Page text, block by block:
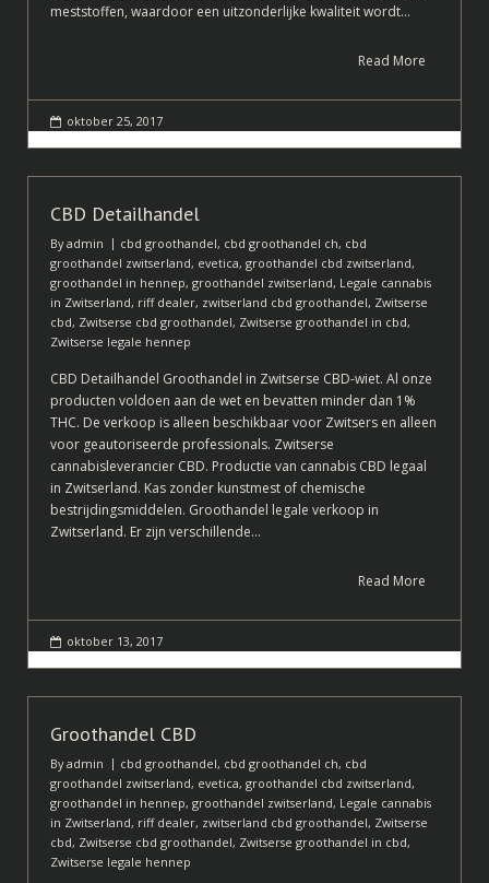
meststoffen, waardoor een uitzonderlijke kwaliteit wordt…
Read More
oktober 25, 2017
CBD Detailhandel
Byadmin cbd groothandel, cbd groothandel ch, cbd
groothandel zwitserland, evetica, groothandel cbd zwitserland,
groothandel in hennep, groothandel zwitserland, Legale cannabis
in Zwitserland, riff dealer, zwitserland cbd groothandel, Zwitserse
cbd, Zwitserse cbd groothandel, Zwitserse groothandel in cbd,
Zwitserse legale hennep
CBD Detailhandel Groothandel in Zwitserse CBD-wiet. Al onze
producten voldoen aan de wet en bevatten minder dan 1%
THC. De verkoop is alleen beschikbaar voor Zwitsers en alleen
voor geautoriseerde professionals. Zwitserse
cannabisleverancier CBD. Productie van cannabis CBD legaal
in Zwitserland. Kas zonder kunstmest of chemische
bestrijdingsmiddelen. Groothandel legale verkoop in
Zwitserland. Er zijn verschillende…
Read More
oktober 13, 2017
Groothandel CBD
Byadmin cbd groothandel, cbd groothandel ch, cbd
groothandel zwitserland, evetica, groothandel cbd zwitserland,
groothandel in hennep, groothandel zwitserland, Legale cannabis
in Zwitserland, riff dealer, zwitserland cbd groothandel, Zwitserse
cbd, Zwitserse cbd groothandel, Zwitserse groothandel in cbd,
Zwitserse legale hennep